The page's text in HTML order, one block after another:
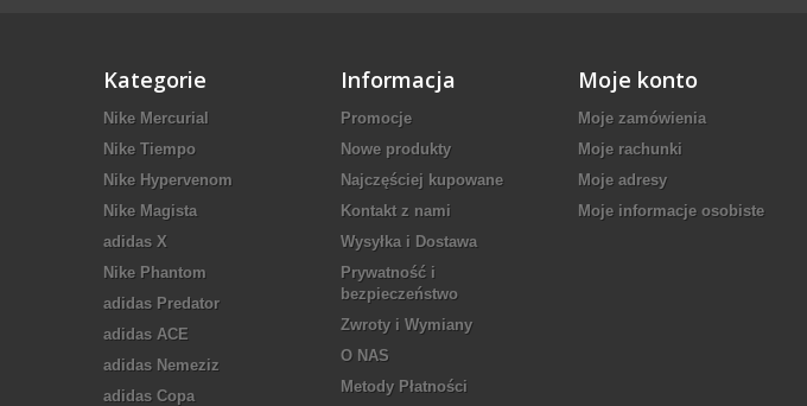
Kategorie
Nike Mercurial
Nike Tiempo
Nike Hypervenom
Nike Magista
adidas X
Nike Phantom
adidas Predator
adidas ACE
adidas Nemeziz
adidas Copa
Informacja
Promocje
Nowe produkty
Najczęściej kupowane
Kontakt z nami
Wysyłka i Dostawa
Prywatność i
bezpieczeństwo
Zwroty i Wymiany
O NAS
Metody Płatności
Moje konto
Moje zamówienia
Moje rachunki
Moje adresy
Moje informacje osobiste